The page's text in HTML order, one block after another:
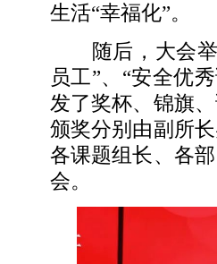
生活“幸福化”。
随后，大会举
员工”、“安全优
发了奖杯、锦旗
颁奖分别由副所
各课题组长、各
会。